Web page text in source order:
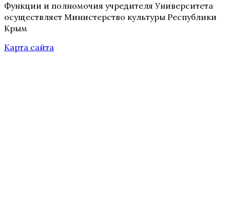
Функции и полномочия учредителя Университета
осуществляет Министерство культуры Республики
Крым
Карта сайта